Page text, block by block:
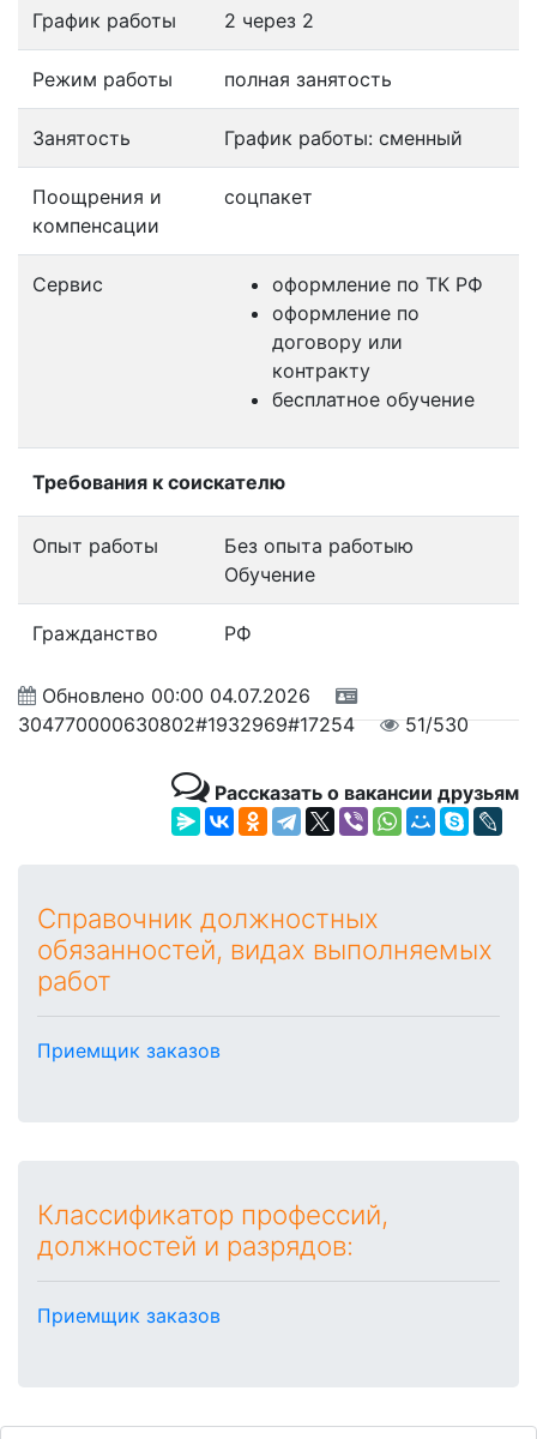
График работы 2 через 2
Режим работы полная занятость
Занятость График работы: сменный
Поощрения и
компенсации
соцпакет
Сервис
оформление по ТК РФ
оформление по
договору или
контракту
бесплатное обучение
Требования к соискателю
Опыт работы
Без опыта работыю
Обучение
Гражданство РФ
Обновлено 00:00 04.07.2026
304770000630802#1932969#17254
51/530
Рассказать о вакансии друзьям
Справочник должностных
обязанностей, видах выполняемых
работ
Приемщик заказов
Классификатор профессий,
должностей и разрядов:
Приемщик заказов